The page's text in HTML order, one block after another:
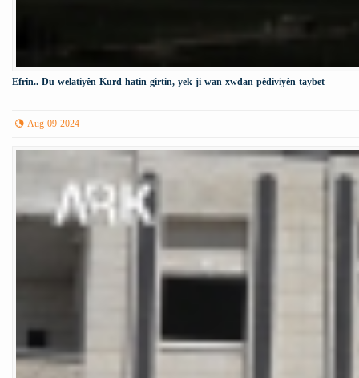
Efrîn.. Du welatiyên Kurd hatin girtin, yek ji wan xwdan pêdiviyên taybet
Aug 09 2024